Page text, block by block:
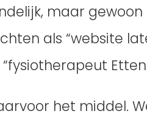
maar
als “website
het middel.